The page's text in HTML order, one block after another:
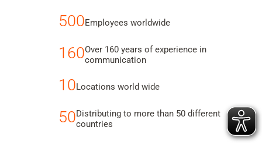
500Employees worldwide
160Over 160 years of experience in
communication
10Locations world wide
50Distributing to more than 50 different
countries